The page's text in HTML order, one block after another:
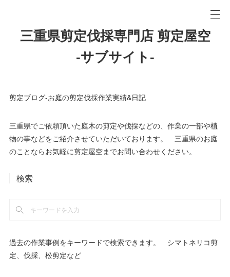
三重県剪定伐採専門店 剪定屋空
-サブサイト-
剪定ブログ-お庭の剪定伐採作業実績&日記
三重県でご依頼頂いた庭木の剪定や伐採などの、作業の一部や植
物の事などをご紹介させていただいております。 三重県のお庭
のことならお気軽に剪定屋空までお問い合わせください。
検索
過去の作業事例をキーワードで検索できます。 シマトネリコ剪
定、伐採、松剪定など